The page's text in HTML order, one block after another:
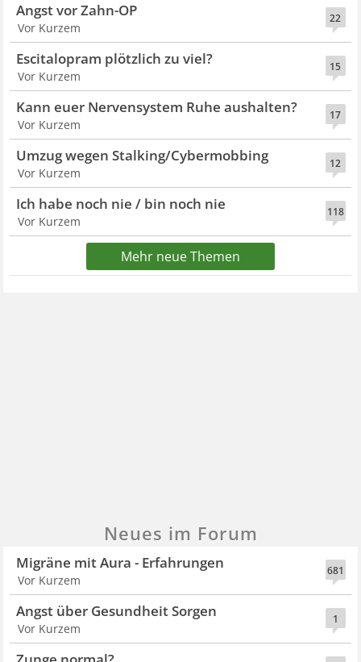
22
Angst vor Zahn-OP
Vor Kurzem
15
Escitalopram plötzlich zu viel?
Vor Kurzem
17
Kann euer Nervensystem Ruhe aushalten?
Vor Kurzem
12
Umzug wegen Stalking/Cybermobbing
Vor Kurzem
118
Ich habe noch nie / bin noch nie
Vor Kurzem
Mehr neue Themen
Neues im Forum
681
Migräne mit Aura - Erfahrungen
Vor Kurzem
1
Angst über Gesundheit Sorgen
Vor Kurzem